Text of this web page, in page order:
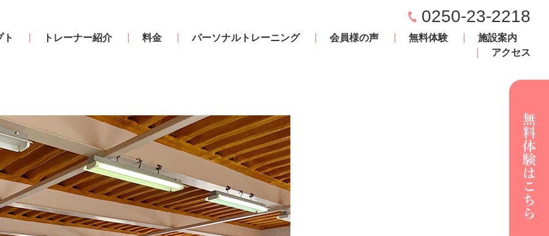
0250-23-2218
ト トレーナー紹介 料金 パーソナルトレーニング 会員様の声 無料体験
施設案内
アクセス